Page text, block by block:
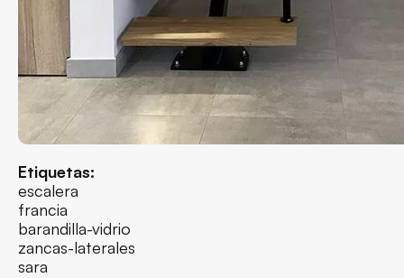
Etiquetas:
escalera
francia
barandilla-vidrio
zancas-laterales
sara